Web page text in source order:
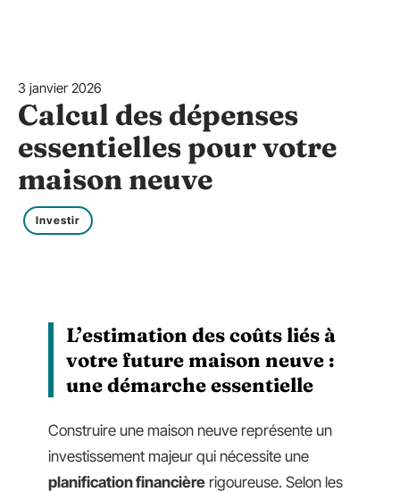
3 janvier 2026
Calcul des dépenses
essentielles pour votre
maison neuve
Investir
L’estimation des coûts liés à
votre future maison neuve :
une démarche essentielle
Construire une maison neuve représente un
investissement majeur qui nécessite une
planification financière rigoureuse. Selon les